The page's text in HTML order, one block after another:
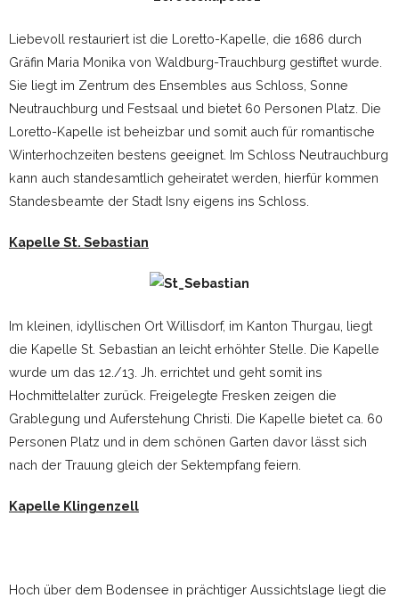
Liebevoll restauriert ist die Loretto-Kapelle, die 1686 durch
Gräfin Maria Monika von Waldburg-Trauchburg gestiftet wurde.
Sie liegt im Zentrum des Ensembles aus Schloss, Sonne
Neutrauchburg und Festsaal und bietet 60 Personen Platz. Die
Loretto-Kapelle ist beheizbar und somit auch für romantische
Winterhochzeiten bestens geeignet. Im Schloss Neutrauchburg
kann auch standesamtlich geheiratet werden, hierfür kommen
Standesbeamte der Stadt Isny eigens ins Schloss.
Kapelle St. Sebastian
Im kleinen, idyllischen Ort Willisdorf, im Kanton Thurgau, liegt
die Kapelle St. Sebastian an leicht erhöhter Stelle. Die Kapelle
wurde um das 12./13. Jh. errichtet und geht somit ins
Hochmittelalter zurück. Freigelegte Fresken zeigen die
Grablegung und Auferstehung Christi. Die Kapelle bietet ca. 60
Personen Platz und in dem schönen Garten davor lässt sich
nach der Trauung gleich der Sektempfang feiern.
Kapelle Klingenzell
Hoch über dem Bodensee in prächtiger Aussichtslage liegt die